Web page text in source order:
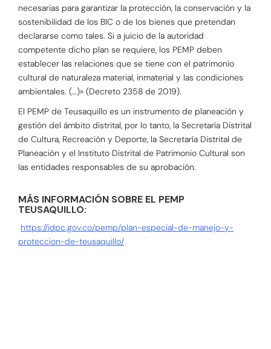
necesarias para garantizar la protección, la conservación y la
sostenibilidad de los BIC o de los bienes que pretendan
declararse como tales. Si a juicio de la autoridad
competente dicho plan se requiere, los PEMP deben
establecer las relaciones que se tiene con el patrimonio
cultural de naturaleza material, inmaterial y las condiciones
ambientales. (…)» (Decreto 2358 de 2019).
El PEMP de Teusaquillo es un instrumento de planeación y
gestión del ámbito distrital, por lo tanto, la Secretaría Distrital
de Cultura, Recreación y Deporte, la Secretaría Distrital de
Planeación y el Instituto Distrital de Patrimonio Cultural son
las entidades responsables de su aprobación.
MÁS INFORMACIÓN SOBRE EL PEMP
TEUSAQUILLO:
https://idpc.gov.co/pemp/plan-especial-de-manejo-y-
proteccion-de-teusaquillo/